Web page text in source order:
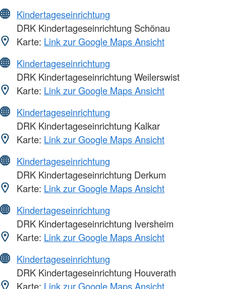
Kindertageseinrichtung
DRK Kindertageseinrichtung Schönau
Karte: Link zur Google Maps Ansicht
Kindertageseinrichtung
DRK Kindertageseinrichtung Weilerswist
Karte: Link zur Google Maps Ansicht
Kindertageseinrichtung
DRK Kindertageseinrichtung Kalkar
Karte: Link zur Google Maps Ansicht
Kindertageseinrichtung
DRK Kindertageseinrichtung Derkum
Karte: Link zur Google Maps Ansicht
Kindertageseinrichtung
DRK Kindertageseinrichtung Iversheim
Karte: Link zur Google Maps Ansicht
Kindertageseinrichtung
DRK Kindertageseinrichtung Houverath
Karte: Link zur Google Maps Ansicht